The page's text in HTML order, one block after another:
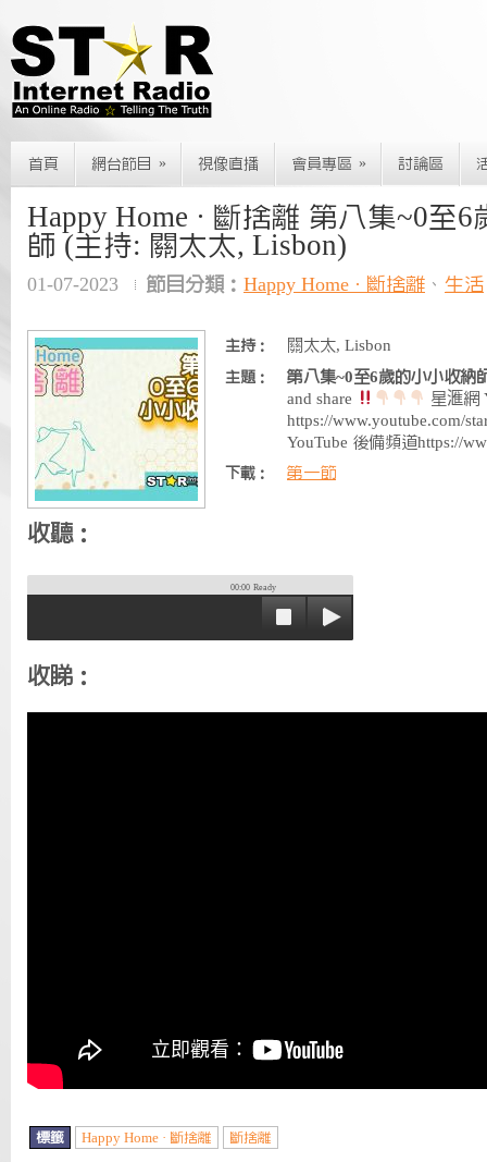
首頁 網台節目 » 視像直播 會員專區 » 討論區
Happy Home · 斷捨離 第八集~0至
師 (主持: 關太太, Lisbon)
01-07-2023 節目分類： Happy Home · 斷捨離 、 生活
主持： 關太太, Lisbon
主題：
第八集~0至6歲的小小收納
and share
星滙網
https://www.youtube.com/
YouTube 後備頻道https://
下載： 第一節
收聽：
00:00 Ready
收睇：
標籤 Happy Home · 斷捨離 斷捨離